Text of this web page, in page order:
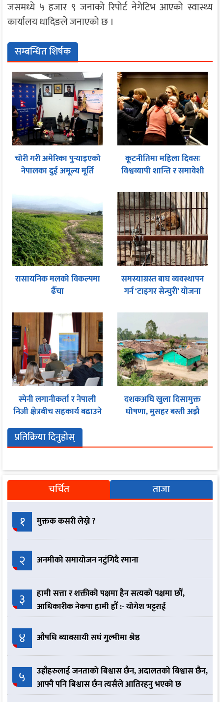
जसमध्ये ५ हजार ९ जनाको रिपोर्ट नेगेटिभ आएको स्वास्थ्य
कार्यालय धादिङले जनाएको छ ।
सम्बन्धित शिर्षक
चोरी गरी अमेरिका पुर्‍याइएको
नेपालका दुई अमूल्य मूर्ति
कूटनीतिमा महिला दिवसः
विश्वव्यापी शान्ति र समावेशी
सहभागितामा जोड
रासायनिक मलको विकल्पमा
ढैँचा
समस्याग्रस्त बाघ व्यवस्थापन
गर्न ‘टाइगर सेन्चुरी’ योजना
स्पेनी लगानीकर्ता र नेपाली
निजी क्षेत्रबीच सहकार्य बढाउने
दशकअघि खुला दिसामुक्त
घोषणा, मुसहर बस्ती अझै
प्रतिक्रिया दिनुहोस्
चर्चित ताजा
१ मुक्तक कसरी लेख्ने ?
२ अनमीको समायोजन नटुंगिदै रमाना
३
हामी सत्ता र शक्तीको पक्षमा हैन सत्यको पक्षमा छौँ,
आधिकारीक नेकपा हामी हौँ :- योगेश भट्टराई
४ औषधि ब्याबसायी सघं गुल्मीमा श्रेष्ठ
५
उहाँहरुलाई जनताको बिश्वास छैन, अदालतको बिश्वास छैन,
आफ्नै पनि बिश्वास छैन त्यसैले आतिरहनु भएको छ